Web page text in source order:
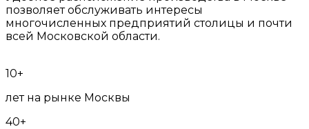
позволяет обслуживать интересы
многочисленных предприятий столицы и почти
всей Московской области.
10+
лет на рынке Москвы
40+